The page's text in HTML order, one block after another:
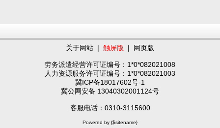
关于网站 | 触屏版 | 网页版
劳务派遣经营许可证编号：1*0*082021008
人力资源服务许可证编号：1*0*082021003
冀ICP备18017602号-1
冀公网安备 13040302001124号
客服电话：0310-3115600
Powered by {$sitename}